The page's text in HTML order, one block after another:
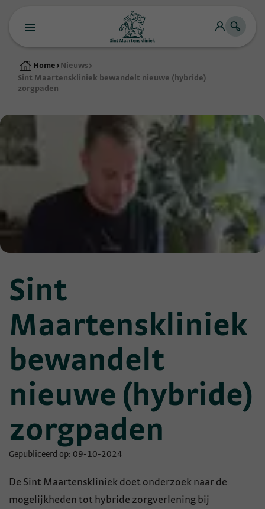
Home > Nieuws>
Sint Maartenskliniek bewandelt nieuwe (hybride)
zorgpaden
Sint
Maartenskliniek
bewandelt
nieuwe (hybride)
zorgpaden
Gepubliceerd op: 09-10-2024
De Sint Maartenskliniek doet onderzoek naar de
mogelijkheden tot hybride zorgverlening bij